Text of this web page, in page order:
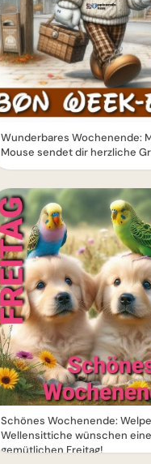
Wunderbares Wochenende:
Mouse sendet dir herzliche
Schönes Wochenende:
Wellensittiche wünschen
gemütlichen Freitag!